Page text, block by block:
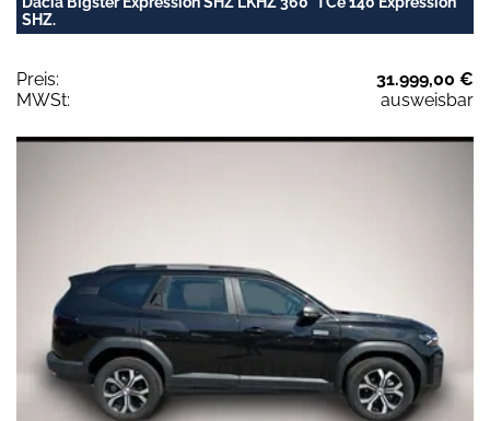
SHZ.
Preis:
31.999,00 €
MWSt:
ausweisbar